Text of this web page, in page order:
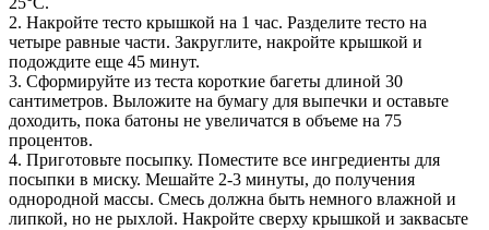
2. Накройте тесто крышкой на 1 час. Разделите тесто на
четыре равные части. Закруглите, накройте крышкой и
подождите еще 45 минут.
3. Сформируйте из теста короткие багеты длиной 30
сантиметров. Выложите на бумагу для выпечки и оставьте
доходить, пока батоны не увеличатся в объеме на 75
процентов.
4. Приготовьте посыпку. Поместите все ингредиенты для
посыпки в миску. Мешайте 2-3 минуты, до получения
однородной массы. Смесь должна быть немного влажной и
липкой, но не рыхлой. Накройте сверху крышкой и заквасьте